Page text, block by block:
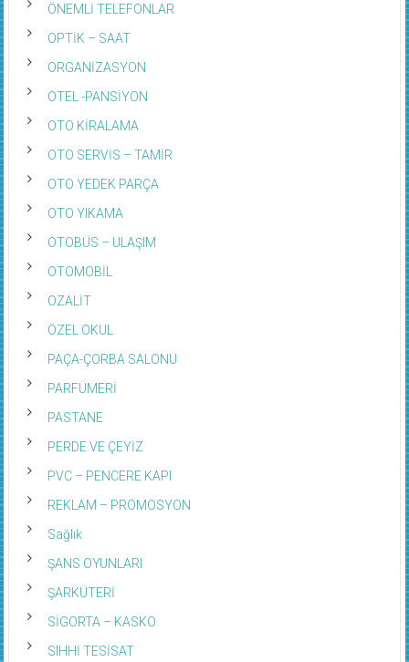
ÖNEMLİ TELEFONLAR
OPTİK – SAAT
ORGANİZASYON
OTEL -PANSİYON
OTO KİRALAMA
OTO SERVİS – TAMİR
OTO YEDEK PARÇA
OTO YIKAMA
OTOBÜS – ULAŞIM
OTOMOBİL
OZALİT
ÖZEL OKUL
PAÇA-ÇORBA SALONU
PARFÜMERİ
PASTANE
PERDE VE ÇEYİZ
PVC – PENCERE KAPI
REKLAM – PROMOSYON
Sağlık
ŞANS OYUNLARI
ŞARKÜTERİ
SİGORTA – KASKO
SIHHİ TESİSAT